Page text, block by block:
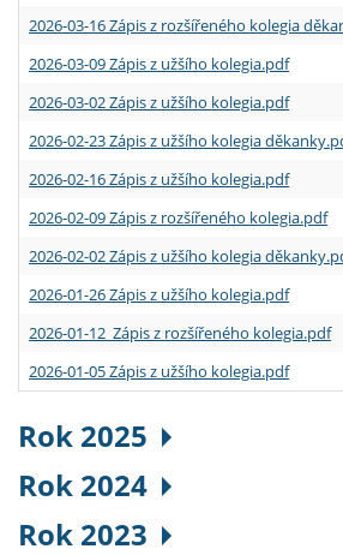
2026-03-16 Zápis z rozšířeného kolegia
2026-03-09 Zápis z užšího kolegia.pdf
2026-03-02 Zápis z užšího kolegia.pdf
2026-02-23 Zápis z užšího kolegia
2026-02-16 Zápis z užšího kolegia.pdf
2026-02-09 Zápis z rozšířeného kolegia.pdf
2026-02-02 Zápis z užšího kolegia
2026-01-26 Zápis z užšího kolegia.pdf
2026-01-12 Zápis z rozšířeného kolegia.pdf
2026-01-05 Zápis z užšího kolegia.pdf
Rok 2025
Rok 2024
Rok 2023